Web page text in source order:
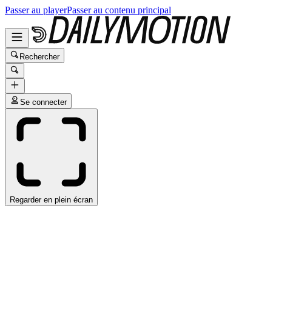
Passer au playerPasser au contenu principal
Rechercher
Se connecter
Regarder en plein écran